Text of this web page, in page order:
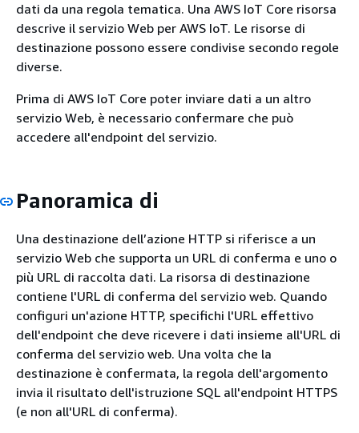
dati da una regola tematica. Una AWS IoT Core risorsa
descrive il servizio Web per AWS IoT. Le risorse di
destinazione possono essere condivise secondo regole
diverse.
Prima di AWS IoT Core poter inviare dati a un altro
servizio Web, è necessario confermare che può
accedere all'endpoint del servizio.
Panoramica di
Una destinazione dell’azione HTTP si riferisce a un
servizio Web che supporta un URL di conferma e uno o
più URL di raccolta dati. La risorsa di destinazione
contiene l'URL di conferma del servizio web. Quando
configuri un'azione HTTP, specifichi l'URL effettivo
dell'endpoint che deve ricevere i dati insieme all'URL di
conferma del servizio web. Una volta che la
destinazione è confermata, la regola dell'argomento
invia il risultato dell'istruzione SQL all'endpoint HTTPS
(e non all'URL di conferma).